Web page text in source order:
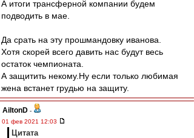
А итоги трансферной компании будем
подводить в мае.
Да срать на эту прошмандовку иванова.
Хотя скорей всего давить нас будут весь
остаток чемпионата.
А защитить некому.Ну если только любимая
жена встанет грудью на защиту.
AiltonD -
01 фев 2021 12:03
Цитата